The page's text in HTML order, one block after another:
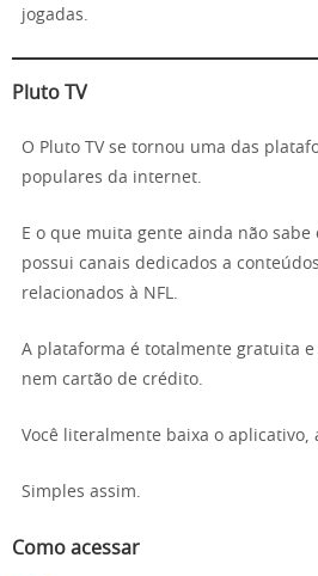
jogadas.
Pluto TV
O Pluto TV se tornou uma das
populares da internet.
E o que muita gente ainda não sabe
possui canais dedicados a
relacionados à NFL.
A plataforma é totalmente gratuita e
nem cartão de crédito.
Você literalmente baixa o aplicativo,
Simples assim.
Como acessar